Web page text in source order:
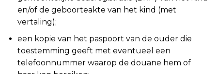
en/of de geboorteakte van het kind (met
vertaling);
een kopie van het paspoort van de ouder die
toestemming geeft met eventueel een
telefoonnummer waarop de douane hem of